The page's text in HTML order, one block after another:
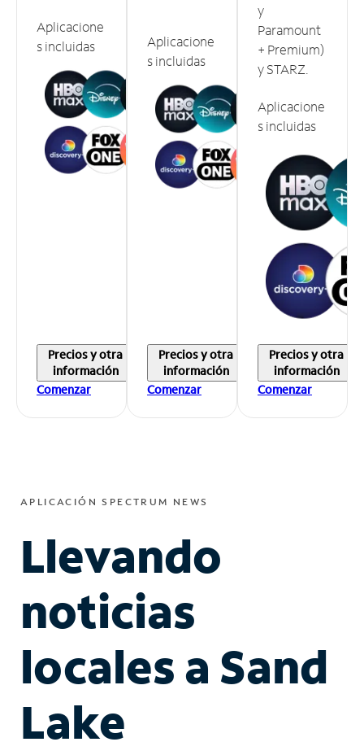
Aplicacione
s incluidas
Precios y otra
información
Comenzar
Aplicacione
s incluidas
Precios y otra
información
Comenzar
y
Paramount
+ Premium)
y STARZ.
Aplicacione
s incluidas
Precios y otra
información
Comenzar
APLICACIÓN SPECTRUM NEWS
Llevando
noticias
locales a Sand
Lake